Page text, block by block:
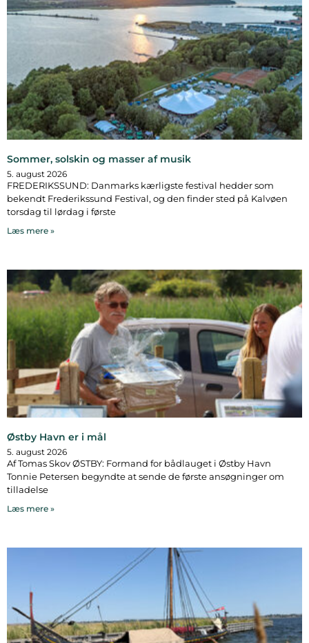
Sommer, solskin og masser af musik
5. august 2026
FREDERIKSSUND: Danmarks kærligste festival hedder som
bekendt Frederikssund Festival, og den finder sted på Kalvøen
torsdag til lørdag i første
Læs mere »
Østby Havn er i mål
5. august 2026
Af Tomas Skov ØSTBY: Formand for bådlauget i Østby Havn
Tonnie Petersen begyndte at sende de første ansøgninger om
tilladelse
Læs mere »